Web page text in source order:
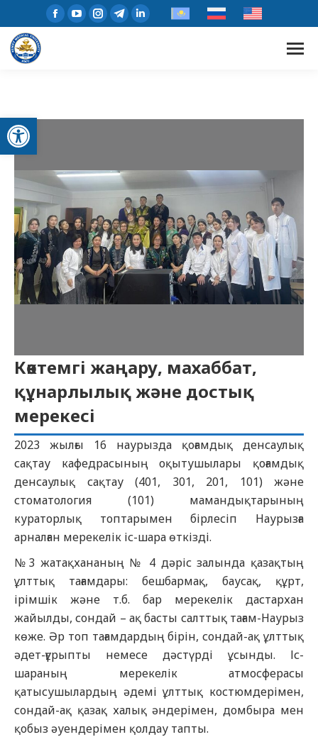
Open toolbar
Көктемгі жаңару, махаббат,
құнарлылық және достық
мерекесі
2023 жылғы 16 наурызда қоғамдық денсаулық
сақтау кафедрасының оқытушылары қоғамдық
денсаулық сақтау (401, 301, 201, 101) және
стоматология (101) мамандықтарының
кураторлық топтарымен бірлесіп Наурызға
арналған мерекелік іс-шара өткізді.
№3 жатақхананың № 4 дәріс залында қазақтың
ұлттық тағамдары: бешбармақ, баусақ, құрт,
ірімшік және т.б. бар мерекелік дастархан
жайылды, сондай – ақ басты салттық тағам-Наурыз
көже. Әр топ тағамдардың бірін, сондай-ақ ұлттық
әдет-ғұрыпты немесе дәстүрді ұсынды. Іс-
шараның мерекелік атмосферасы
қатысушылардың әдемі ұлттық костюмдерімен,
сондай-ақ қазақ халық әндерімен, домбыра мен
қобыз әуендерімен қолдау тапты.